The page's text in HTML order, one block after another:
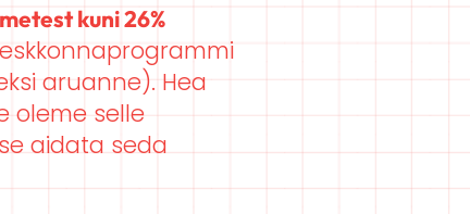
kuni 26%
aruanne). Hea
oleme selle
aidata seda